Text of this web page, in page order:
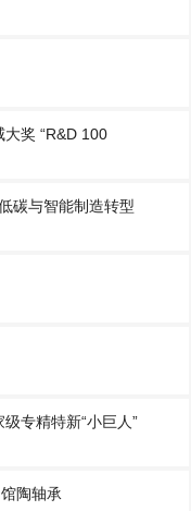
奖 “R&D 100
碳与智能制造转型
专精特新“小巨人”
陶轴承